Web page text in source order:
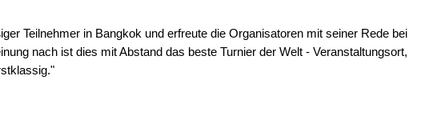
Teilnehmer in Bangkok und erfreute die Organisatoren mit seiner Rede bei
nach ist dies mit Abstand das beste Turnier der Welt - Veranstaltungsort,